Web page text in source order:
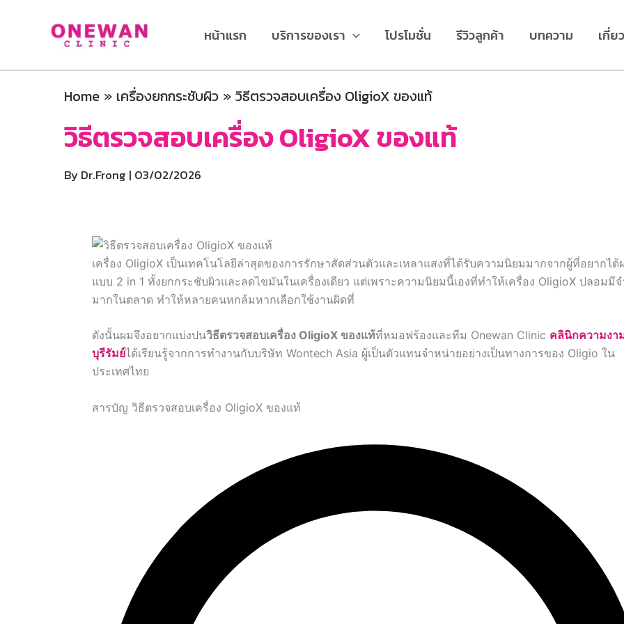
หน้าแรก บริการของเรา โปรโมชั่น รีวิวลูกค้า บทความ เกี่ย
Home เครื่องยกกระชับผิว วิธีตรวจสอบเครื่อง OligioX ของแท้
วิธีตรวจสอบเครื่อง OligioX ของแท้
ByDr.Frong | 03/02/2026
เครื่อง OligioX เป็นเทคโนโลยีล่าสุดของการรักษาสัดส่วนตัวและเหลาแสงที่ได้รับความนิยมมากจากผู้ที่อยากได้
แบบ 2 in 1 ทั้งยกกระชับผิวและลดไขมันในเครื่องเดียว แต่เพราะความนิยมนี้เองที่ทำให้เครื่อง OligioX ปลอมมี
มากในตลาด ทำให้หลายคนหกล้มหากเลือกใช้งานผิดที่
ดังนั้นผมจึงอยากแบ่งปนวิธีตรวจสอบเครื่อง OligioX ของแท้ที่หมอฟร้องและทีม Onewan Clinic คลินิกความงา
บุรีรัมย์ได้เรียนรู้จากการทำงานกับบริษัท Wontech Asia ผู้เป็นตัวแทนจำหน่ายอย่างเป็นทางการของ Oligio ใน
ประเทศไทย
สารบัญ วิธีตรวจสอบเครื่อง OligioX ของแท้